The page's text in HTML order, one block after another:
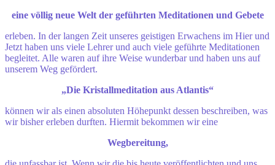
eine völlig neue Welt der geführten Meditationen und Gebete
erleben. In der langen Zeit unseres geistigen Erwachens im Hier und
Jetzt haben uns viele Lehrer und auch viele geführte Meditationen
begleitet. Alle waren auf ihre Weise wunderbar und haben uns auf
unserem Weg gefördert.
„Die Kristallmeditation aus Atlantis“
können wir als einen absoluten Höhepunkt dessen beschreiben, was
wir bisher erleben durften. Hiermit bekommen wir eine
Wegbereitung,